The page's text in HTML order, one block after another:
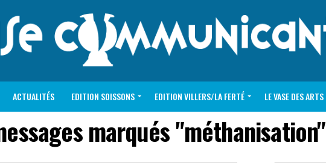
ACTUALITÉS EDITION SOISSONS EDITION VILLERS/LA FERTÉ LE VASE DES ARTS
marqués "méthanisation"